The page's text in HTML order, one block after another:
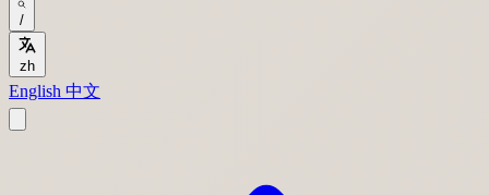
/
zh
English 中文